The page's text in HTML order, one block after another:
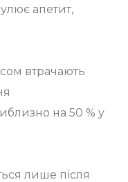
апетит,
втрачають
на 50 % у
лише після